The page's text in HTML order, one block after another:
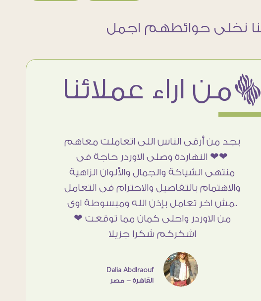
ëمن اراء عملائنا
بجد من أرقى الناس اللى اتعاملت معاهم
❤❤ النهاردة وصلى الاوردر حاجة فى
منتهى الشياكة والجمال والألوان الزاهية
والاهتمام بالتفاصيل والاحترام فى التعامل
..مش اخر تعامل بإذن الله ومبسوطة اوى
من الاوردر واحلى كمان مما توقعت ❤
اشكركم شكرا جزيلا
Dalia Abdlraouf
القاهرة - مصر